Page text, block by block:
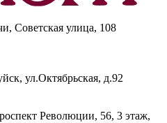
Советская улица, 108
ул.Октябрьская, д.92
Революции, 56, 3 этаж,